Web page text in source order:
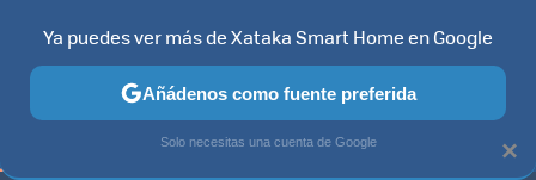
TELEVISORES CONTENIDOS SMART TV SELECCIÓN
×
Ya puedes ver más de Xataka Smart Home en Google
Añádenos como fuente preferida
Solo necesitas una cuenta de Google